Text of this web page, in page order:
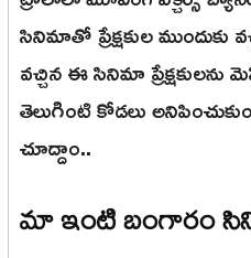
సినిమాతో ప్రేక్షకుల
వచ్చిన ఈ సినిమా
తెలుగింటి కోడలు
చూద్దాం..
మా ఇంటి బంగారం